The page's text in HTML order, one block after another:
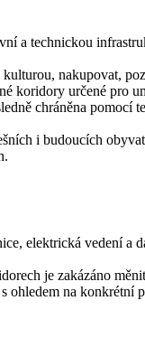
a technickou
nakupovat,
koridory určené pro
chráněna
i budoucích
elektrická vedení a
je zakázáno
ohledem na konkrétní